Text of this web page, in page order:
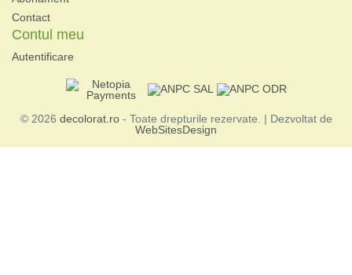
Contact
Contul meu
Autentificare
© 2026 decolorat.ro- Toate drepturile rezervate. | Dezvoltat de
WebSitesDesign